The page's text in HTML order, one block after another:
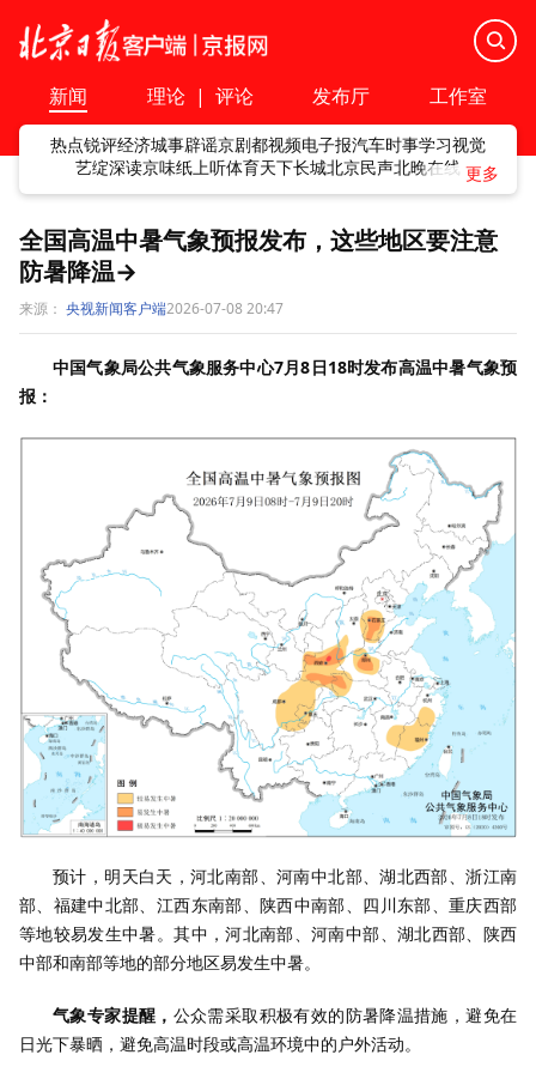
新闻 理论 | 评论 发布厅 工作室
热点锐评经济城事辟谣京剧都视频电子报汽车时事学习视觉
艺绽深读京味纸上听体育天下长城北京民声北晚在线
全国高温中暑气象预报发布，这些地区要注意
防暑降温→
来源： 央视新闻客户端2026-07-08 20:47
中国气象局公共气象服务中心7月8日18时发布高温中暑气象预
报：
预计，明天白天，河北南部、河南中北部、湖北西部、浙江南
部、福建中北部、江西东南部、陕西中南部、四川东部、重庆西部
等地较易发生中暑。其中，河北南部、河南中部、湖北西部、陕西
中部和南部等地的部分地区易发生中暑。
气象专家提醒， 公众需采取积极有效的防暑降温措施，避免在
日光下暴晒，避免高温时段或高温环境中的户外活动。